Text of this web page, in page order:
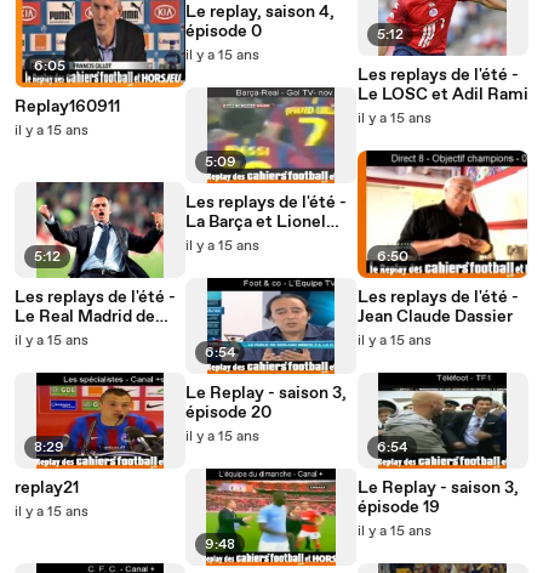
6:05
Replay160911
il y a 15 ans
5:12
Les replays de l'été -
Le Real Madrid de
Jose Mourinho
il y a 15 ans
8:29
replay21
il y a 15 ans
Le replay, saison 4,
épisode 0
il y a 15 ans
5:09
Les replays de l'été -
La Barça et Lionel
Messi
il y a 15 ans
6:54
Le Replay - saison 3,
épisode 20
il y a 15 ans
9:48
5:12
Les replays de l'été -
Le LOSC et Adil Rami
il y a 15 ans
6:50
Les replays de l'été -
Jean Claude Dassier
il y a 15 ans
6:54
Le Replay - saison 3,
épisode 19
il y a 15 ans